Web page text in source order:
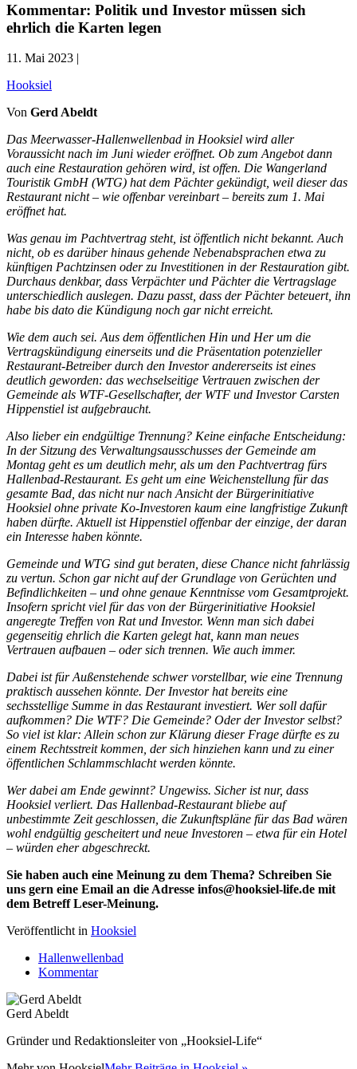
Kommentar: Politik und Investor müssen sich
ehrlich die Karten legen
11. Mai 2023 |
Hooksiel
Von Gerd Abeldt
Das Meerwasser-Hallenwellenbad in Hooksiel wird aller
Voraussicht nach im Juni wieder eröffnet. Ob zum Angebot dann
auch eine Restauration gehören wird, ist offen. Die Wangerland
Touristik GmbH (WTG) hat dem Pächter gekündigt, weil dieser das
Restaurant nicht – wie offenbar vereinbart – bereits zum 1. Mai
eröffnet hat.
Was genau im Pachtvertrag steht, ist öffentlich nicht bekannt. Auch
nicht, ob es darüber hinaus gehende Nebenabsprachen etwa zu
künftigen Pachtzinsen oder zu Investitionen in der Restauration gibt.
Durchaus denkbar, dass Verpächter und Pächter die Vertragslage
unterschiedlich auslegen. Dazu passt, dass der Pächter beteuert, ihn
habe bis dato die Kündigung noch gar nicht erreicht.
Wie dem auch sei. Aus dem öffentlichen Hin und Her um die
Vertragskündigung einerseits und die Präsentation potenzieller
Restaurant-Betreiber durch den Investor andererseits ist eines
deutlich geworden: das wechselseitige Vertrauen zwischen der
Gemeinde als WTF-Gesellschafter, der WTF und Investor Carsten
Hippenstiel ist aufgebraucht.
Also lieber ein endgültige Trennung? Keine einfache Entscheidung:
In der Sitzung des Verwaltungsausschusses der Gemeinde am
Montag geht es um deutlich mehr, als um den Pachtvertrag fürs
Hallenbad-Restaurant. Es geht um eine Weichenstellung für das
gesamte Bad, das nicht nur nach Ansicht der Bürgerinitiative
Hooksiel ohne private Ko-Investoren kaum eine langfristige Zukunft
haben dürfte. Aktuell ist Hippenstiel offenbar der einzige, der daran
ein Interesse haben könnte.
Gemeinde und WTG sind gut beraten, diese Chance nicht fahrlässig
zu vertun. Schon gar nicht auf der Grundlage von Gerüchten und
Befindlichkeiten – und ohne genaue Kenntnisse vom Gesamtprojekt.
Insofern spricht viel für das von der Bürgerinitiative Hooksiel
angeregte Treffen von Rat und Investor. Wenn man sich dabei
gegenseitig ehrlich die Karten gelegt hat, kann man neues
Vertrauen aufbauen – oder sich trennen. Wie auch immer.
Dabei ist für Außenstehende schwer vorstellbar, wie eine Trennung
praktisch aussehen könnte. Der Investor hat bereits eine
sechsstellige Summe in das Restaurant investiert. Wer soll dafür
aufkommen? Die WTF? Die Gemeinde? Oder der Investor selbst?
So viel ist klar: Allein schon zur Klärung dieser Frage dürfte es zu
einem Rechtsstreit kommen, der sich hinziehen kann und zu einer
öffentlichen Schlammschlacht werden könnte.
Wer dabei am Ende gewinnt? Ungewiss. Sicher ist nur, dass
Hooksiel verliert. Das Hallenbad-Restaurant bliebe auf
unbestimmte Zeit geschlossen, die Zukunftspläne für das Bad wären
wohl endgültig gescheitert und neue Investoren – etwa für ein Hotel
– würden eher abgeschreckt.
Sie haben auch eine Meinung zu dem Thema? Schreiben Sie
uns gern eine Email an die Adresse infos@hooksiel-life.de mit
dem Betreff Leser-Meinung.
Veröffentlicht in Hooksiel
Hallenwellenbad
Kommentar
Gerd Abeldt
Gründer und Redaktionsleiter von „Hooksiel-Life“